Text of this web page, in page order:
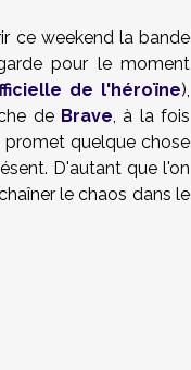
ce weekend la bande
pour le moment
de l'héroïne),
de Brave, à la fois
promet quelque chose
D'autant que l'on
le chaos dans le